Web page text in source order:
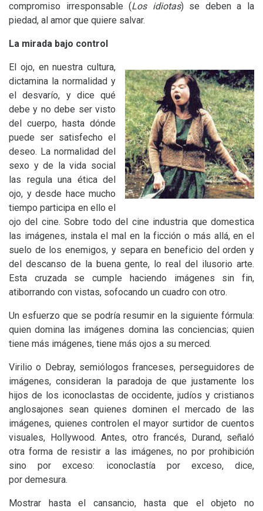
compromiso irresponsable (Los idiotas) se deben a la
piedad, al amor que quiere salvar.
La mirada bajo control
El ojo, en nuestra cultura,
dictamina la normalidad y
el desvarío, y dice qué
debe y no debe ser visto
del cuerpo, hasta dónde
puede ser satisfecho el
deseo. La normalidad del
sexo y de la vida social
las regula una ética del
ojo, y desde hace mucho
tiempo participa en ello el
ojo del cine. Sobre todo del cine industria que domestica
las imágenes, instala el mal en la ficción o más allá, en el
suelo de los enemigos, y separa en beneficio del orden y
del descanso de la buena gente, lo real del ilusorio arte.
Esta cruzada se cumple haciendo imágenes sin fin,
atiborrando con vistas, sofocando un cuadro con otro.
Un esfuerzo que se podría resumir en la siguiente fórmula:
quien domina las imágenes domina las conciencias; quien
tiene más imágenes, tiene más ojos a su merced.
Virilio o Debray, semiólogos franceses, perseguidores de
imágenes, consideran la paradoja de que justamente los
hijos de los iconoclastas de occidente, judíos y cristianos
anglosajones sean quienes dominen el mercado de las
imágenes, quienes controlen el mayor surtidor de cuentos
visuales, Hollywood. Antes, otro francés, Durand, señaló
otra forma de resistir a las imágenes, no por prohibición
sino por exceso: iconoclastía por exceso, dice,
por demesura.
Mostrar hasta el cansancio, hasta que el objeto no